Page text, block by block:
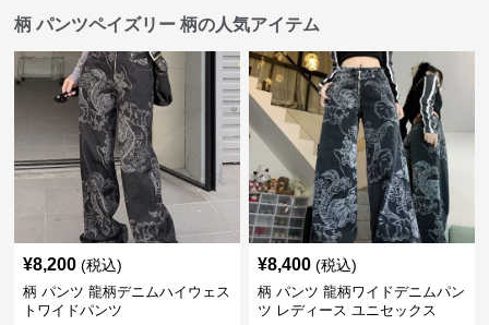
柄 パンツペイズリー 柄の人気アイテム
¥8,200 (税込)
柄 パンツ 龍柄デニムハイウェス
トワイドパンツ
¥8,400 (税込)
柄 パンツ 龍柄ワイドデニムパン
ツ レディース ユニセックス